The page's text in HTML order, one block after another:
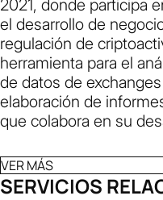
2021, donde participa
el desarrollo de
regulación de
herramienta para el
de datos de
elaboración de
que colabora en su
VER MÁS
SERVICIOS